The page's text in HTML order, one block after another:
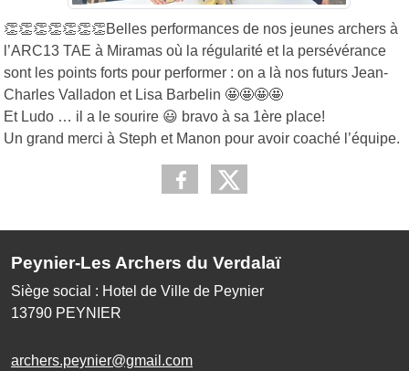
👏👏👏👏👏👏👏Belles performances de nos jeunes archers à
l’ARC13 TAE à Miramas où la régularité et la persévérance
sont les points forts pour performer : on a là nos futurs Jean-
Charles Valladon et Lisa Barbelin 🤩🤩🤩🤩
Et Ludo … il a le sourire 😃 bravo à sa 1ère place!
Un grand merci à Steph et Manon pour avoir coaché l’équipe.
Peynier-Les Archers du Verdalaï
Siège social : Hotel de Ville de Peynier
13790 PEYNIER
archers.peynier@gmail.com